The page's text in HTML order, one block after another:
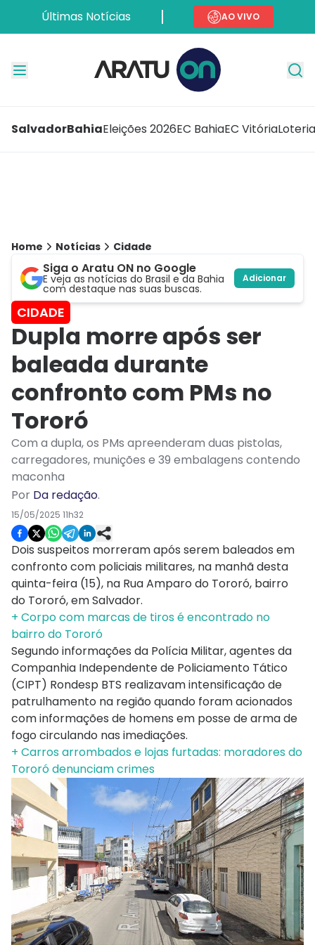
Últimas Notícias AO VIVO
SalvadorBahiaEleições 2026EC BahiaEC Vitória
Home Notícias Cidade
Siga o Aratu ON no Google
E veja as notícias do Brasil e da Bahia
com destaque nas suas buscas.
Adicionar
CIDADE
Dupla morre após ser
baleada durante
confronto com PMs no
Tororó
Com a dupla, os PMs apreenderam duas pistolas,
carregadores, munições e 39 embalagens contendo
maconha
Por Da redação.
15/05/2025 11h32
Dois suspeitos morreram após serem baleados em
confronto com policiais militares, na manhã desta
quinta-feira (15), na Rua Amparo do Tororó, bairro
do Tororó, em Salvador.
+ Corpo com marcas de tiros é encontrado no
bairro do Tororó
Segundo informações da Polícia Militar, agentes da
Companhia Independente de Policiamento Tático
(CIPT) Rondesp BTS realizavam intensificação de
patrulhamento na região quando foram acionados
com informações de homens em posse de arma de
fogo circulando nas imediações.
+ Carros arrombados e lojas furtadas: moradores do
Tororó denunciam crimes